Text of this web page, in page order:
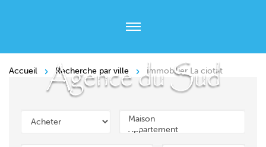
Accueil Recherche par ville immobilier La ciotat